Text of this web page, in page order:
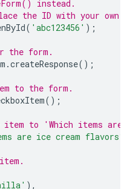
instead.
the ID with your own.
( 'abc123456' );
the form.
.createResponse();
to the form.
();
to 'Which items are
are ice cream flavors?'
),